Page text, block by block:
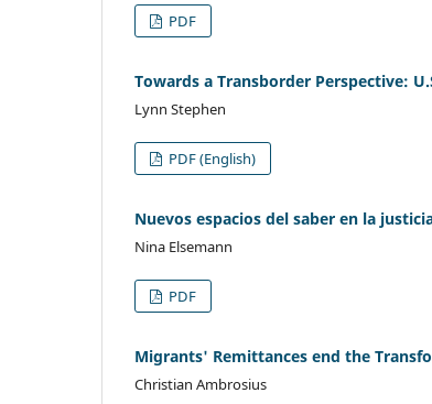
PDF
Towards a Transborder Perspective:
Lynn Stephen
PDF (English)
Nuevos espacios del saber en la
Nina Elsemann
PDF
Migrants' Remittances end the
Christian Ambrosius